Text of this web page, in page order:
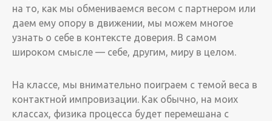
на то, как мы обмениваемся весом с партнером или
даем ему опору в движении, мы можем многое
узнать о себе в контексте доверия. В самом
широком смысле — себе, другим, миру в целом.
На классе, мы внимательно поиграем с темой веса в
контактной импровизации. Как обычно, на моих
классах, физика процесса будет перемешана с